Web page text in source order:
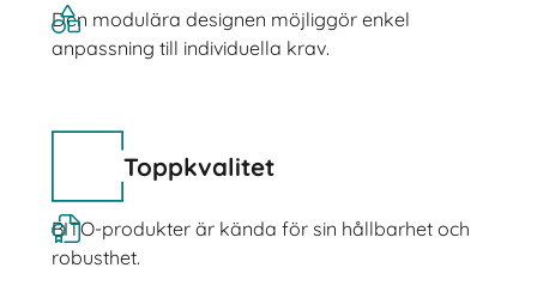
Den modulära designen möjliggör enkel
anpassning till individuella krav.
Toppkvalitet
BITO-produkter är kända för sin hållbarhet och
robusthet.